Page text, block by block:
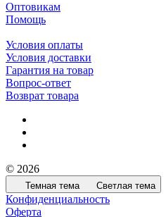
Оптовикам
Помощь
Условия оплаты
Условия доставки
Гарантия на товар
Вопрос-ответ
Возврат товара
© 2026
Темная тема Светлая тема
Конфиденциальность
Оферта